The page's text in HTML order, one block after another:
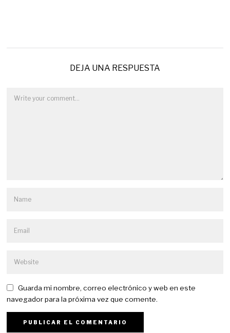
DEJA UNA RESPUESTA
Guarda mi nombre, correo electrónico y web en este
navegador para la próxima vez que comente.